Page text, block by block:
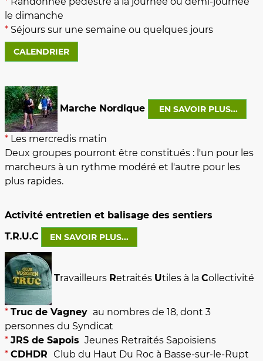
le dimanche
* Séjours sur une semaine ou quelques jours
CALENDRIER
Marche Nordique EN SAVOIR PLUS...
* Les mercredis matin
Deux groupes pourront être constitués : l'un pour les
marcheurs à un rythme modéré et l'autre pour les
plus rapides.
Activité entretien et balisage des sentiers
T.R.U.C
EN SAVOIR PLUS...
Travailleurs Retraités Utiles à la Collectivité
* Truc de Vagney au nombres de 18, dont 3
personnes du Syndicat
* JRS de Sapois Jeunes Retraités Sapoisiens
* CDHDR Club du Haut Du Roc à Basse-sur-le-Rupt